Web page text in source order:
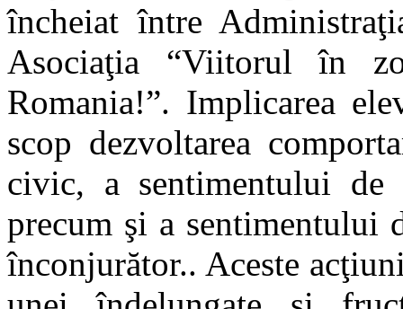
încheiat între
Asociaţia “Viitorul în
Romania!”. Implicarea
scop dezvoltarea
civic, a sentimentului de
precum şi a sentimentului
înconjurător.. Aceste